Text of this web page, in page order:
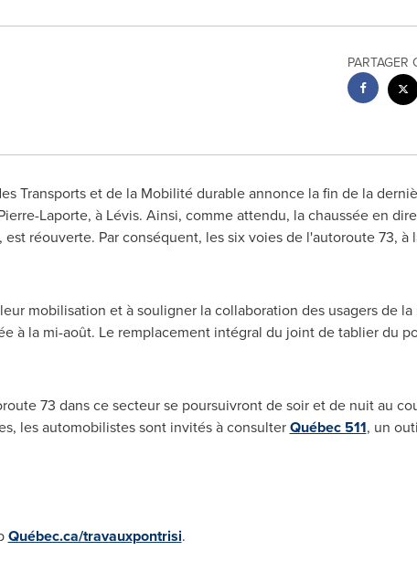
PARTAGER
Transports et de la Mobilité durable annonce la fin de la
Laporte, à Lévis. Ainsi, comme attendu, la chaussée en
réouverte. Par conséquent, les six voies de l'autoroute 73, à
mobilisation et à souligner la collaboration des usagers de
à la mi-août. Le remplacement intégral du joint de tablier du
73 dans ce secteur se poursuivront de soir et de nuit au
les automobilistes sont invités à consulterQuébec 511, un
Québec.ca/travauxpontrisi.